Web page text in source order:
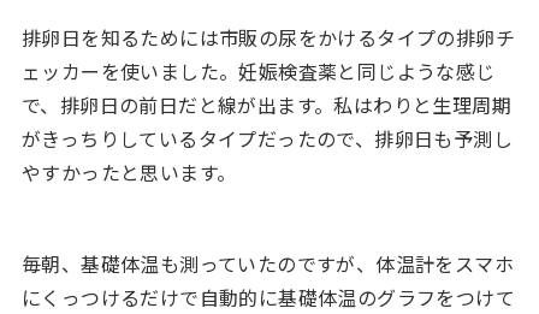
排卵日を知るためには市販の尿をかけるタイプの排卵チ
ェッカーを使いました。妊娠検査薬と同じような感じ
で、排卵日の前日だと線が出ます。私はわりと生理周期
がきっちりしているタイプだったので、排卵日も予測し
やすかったと思います。
毎朝、基礎体温も測っていたのですが、体温計をスマホ
にくっつけるだけで自動的に基礎体温のグラフをつけて